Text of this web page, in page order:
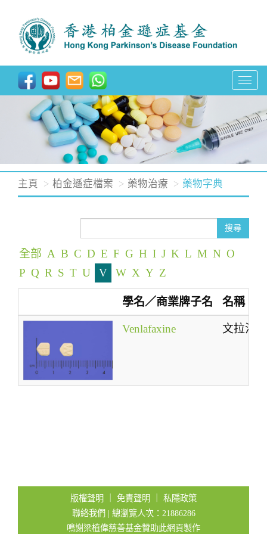
T
o
g
g
e
a
i
o
n
主頁 柏金遜症檔案 藥物治療 藥物字典
搜尋
全部 A B C D E F G H I J K L M N O
P Q R S T U V W X Y Z
學名／商業牌子名 名稱
Venlafaxine 文拉法辛
版權聲明 免責聲明
私隱政策
聯絡我們 | 總瀏覽人次：21886286
鳴謝梁植偉慈善基金贊助此網頁製作